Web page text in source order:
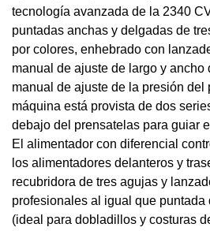
tecnología avanzada de la 2340
puntadas anchas y delgadas de
por colores, enhebrado con
manual de ajuste de largo y ancho
manual de ajuste de la presión del
máquina está provista de dos
debajo del prensatelas para guiar
El alimentador con diferencial
los alimentadores delanteros y
recubridora de tres agujas y
profesionales al igual que puntada
(ideal para dobladillos y costuras